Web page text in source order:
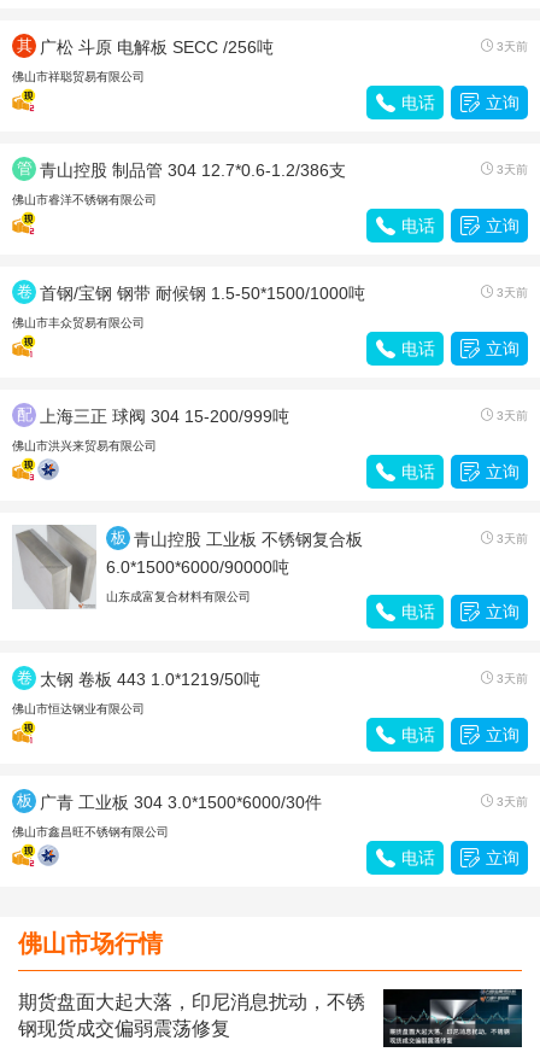
其
他
广松 斗原 电解板 SECC /256吨  3天前
佛山市祥聪贸易有限公司
 电话  立询
管
材
青山控股 制品管 304 12.7*0.6-1.2/386支  3天前
佛山市睿洋不锈钢有限公司
 电话  立询
卷
带
首钢/宝钢 钢带 耐候钢 1.5-50*1500/1000吨  3天前
佛山市丰众贸易有限公司
 电话  立询
配
件
上海三正 球阀 304 15-200/999吨  3天前
佛山市洪兴来贸易有限公司
 电话  立询
板
材
青山控股 工业板 不锈钢复合板
6.0*1500*6000/90000吨
 3天前
山东成富复合材料有限公司
 电话  立询
卷
带
太钢 卷板 443 1.0*1219/50吨  3天前
佛山市恒达钢业有限公司
 电话  立询
板
材
广青 工业板 304 3.0*1500*6000/30件  3天前
佛山市鑫昌旺不锈钢有限公司
 电话  立询
佛山市场行情
期货盘面大起大落，印尼消息扰动，不锈
钢现货成交偏弱震荡修复